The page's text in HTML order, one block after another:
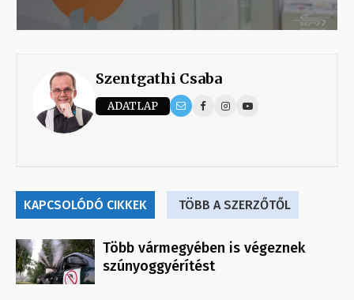
Szentgathi Csaba
ADATLAP
KAPCSOLÓDÓ CIKKEK TÖBB A SZERZŐTŐL
Több vármegyében is végeznek
szúnyoggyérítést